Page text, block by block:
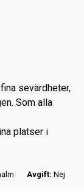
sevärdheter,
Som alla
platser i
Avgift: Nej